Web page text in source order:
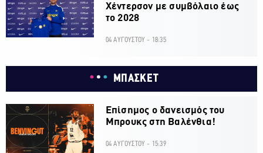
Χέντερσον με συμβόλαιο έως
το 2028
04 ΑΥΓΟΥΣΤΟΥ - 18:35
ΜΠΑΣΚΕΤ
Επίσημος ο δανεισμός του
Μπρουκς στη Βαλένθια!
04 ΑΥΓΟΥΣΤΟΥ - 15:39